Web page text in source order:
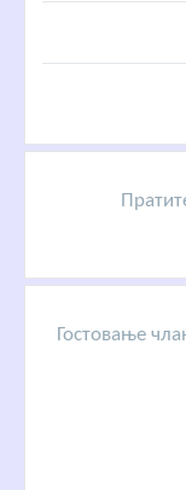
Гостовање